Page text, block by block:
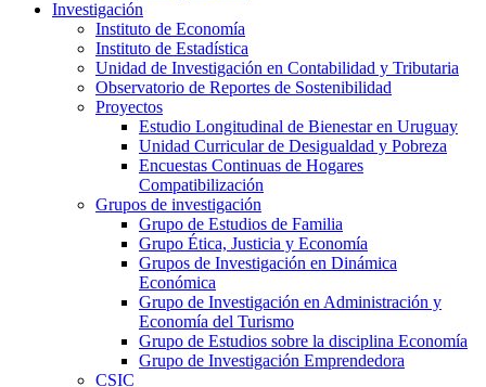
Investigación
Instituto de Economía
Instituto de Estadística
Unidad de Investigación en Contabilidad y Tributaria
Observatorio de Reportes de Sostenibilidad
Proyectos
Estudio Longitudinal de Bienestar en Uruguay
Unidad Curricular de Desigualdad y Pobreza
Encuestas Continuas de Hogares
Compatibilización
Grupos de investigación
Grupo de Estudios de Familia
Grupo Ética, Justicia y Economía
Grupos de Investigación en Dinámica
Económica
Grupo de Investigación en Administración y
Economía del Turismo
Grupo de Estudios sobre la disciplina Economía
Grupo de Investigación Emprendedora
CSIC